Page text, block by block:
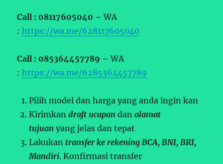
Call : 08117605040 –WA
:https://wa.me/628117605040
Call : 085364457789 –WA
:https://wa.me/6285364457789
Pilih model dan harga yang anda ingin kan
Kirimkandraft ucapan danalamat
tujuan yang jelas dan tepat
Lakukan transfer ke rekening BCA, BNI, BRI,
Mandiri. Konfirmasi transfer